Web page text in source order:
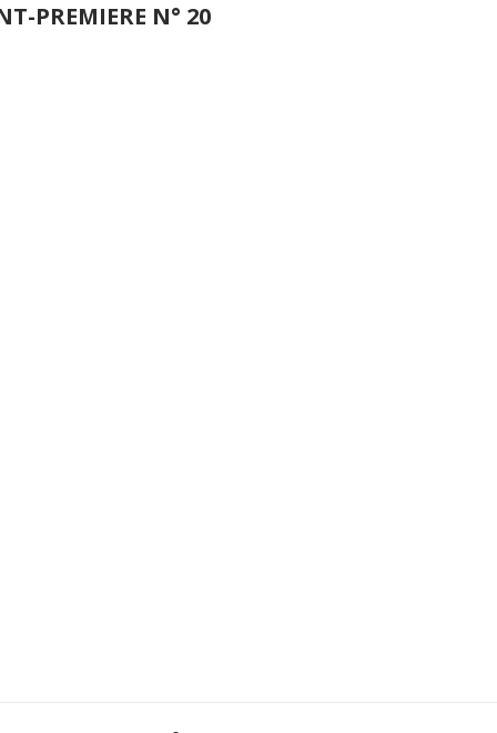
PREMIERE N° 20